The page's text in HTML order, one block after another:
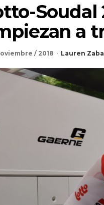
Soudal
a
/ 2018 Lauren